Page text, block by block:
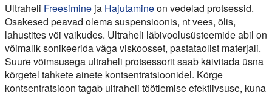
Ultraheli Freesimine ja Hajutamineon vedelad protsessid.
Osakesed peavad olema suspensioonis, nt vees, õlis,
lahustites või vaikudes. Ultraheli läbivoolusüsteemide abil on
võimalik sonikeerida väga viskoosset, pastataolist materjali.
Suure võimsusega ultraheli protsessorit saab käivitada üsna
kõrgetel tahkete ainete kontsentratsioonidel. Kõrge
kontsentratsioon tagab ultraheli töötlemise efektiivsuse, kuna